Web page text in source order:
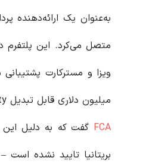
به‌عنوان یک ارائه‌دهنده
میلیون دلاری قابل تبدیل Bifinity به شرکت سرمایه گذاری ارز دیجیتال Eqonex در فهرست نزدک ابراز کرد.
FCA